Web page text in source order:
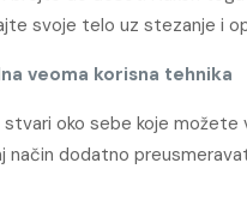
svoje telo uz stezanje i
veoma korisna tehnika
stvari oko sebe koje
način dodatno